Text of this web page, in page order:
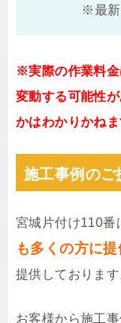
※最新
※実際の作業料金
変動する可能性
かはわかりかね
施工事例のご
宮城片付け110番
も多くの方に提
提供しております
お客様から施工